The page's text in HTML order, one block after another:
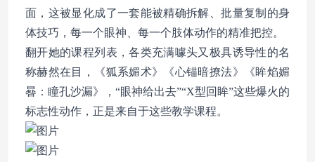
面，这被显化成了一套能被精确拆解、批量复制的身
体技巧，每一个眼神、每一个肢体动作的精准把控。
翻开她的课程列表，各类充满噱头又极具诱导性的名
称赫然在目，《狐系媚术》《心锚暗撩法》《眸焰媚
晷：瞳孔沙漏》，“眼神给出去”“X型回眸”这些爆火的
标志性动作，正是来自于这些教学课程。